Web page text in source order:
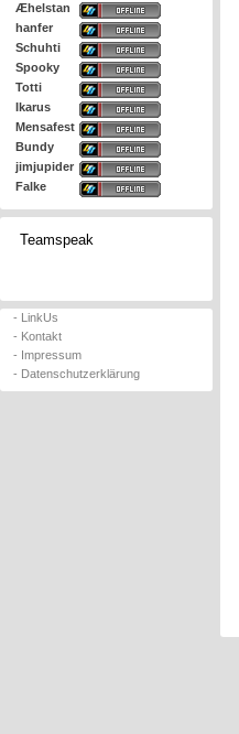
Æhelstan
hanfer
Schuhti
Spooky
Totti
Ikarus
Mensafest
Bundy
jimjupider
Falke
Teamspeak
- LinkUs
- Kontakt
- Impressum
- Datenschutzerklärung